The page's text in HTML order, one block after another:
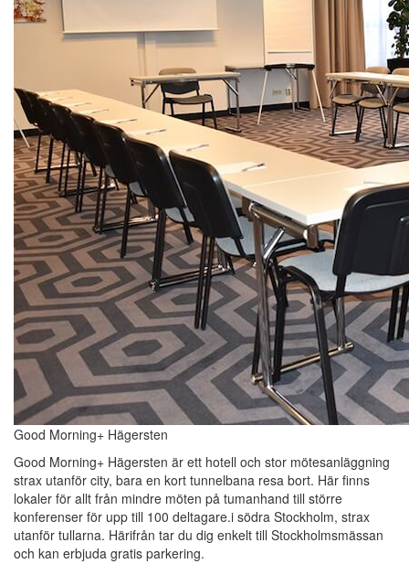
Good Morning+ Hägersten
Good Morning+ Hägersten är ett hotell och stor mötesanläggning
strax utanför city, bara en kort tunnelbana resa bort. Här finns
lokaler för allt från mindre möten på tumanhand till större
konferenser för upp till 100 deltagare.i södra Stockholm, strax
utanför tullarna. Härifrån tar du dig enkelt till Stockholmsmässan
och kan erbjuda gratis parkering.